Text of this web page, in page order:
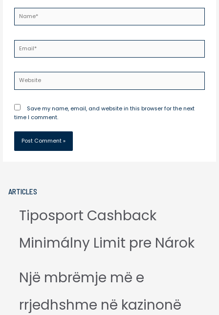
Save my name, email, and website in this browser for the next
time I comment.
ARTICLES
Tiposport Cashback
Minimálny Limit pre Nárok
Një mbrëmje më e
rrjedhshme në kazinonë